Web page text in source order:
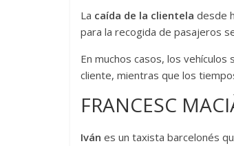
La caída de la clientela desde
para la recogida de pasajeros
En muchos casos, los
cliente, mientras que los
FRANCESC
Iván es un taxista barcelonés